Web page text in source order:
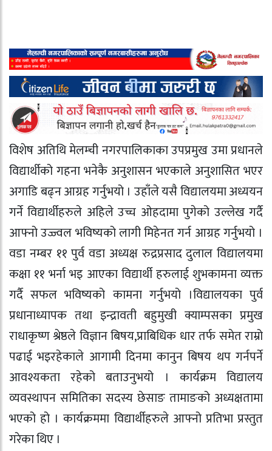
विशेष अतिथि मेलम्ची नगरपालिकाका उपप्रमुख उमा प्रधानले
विद्यार्थीको गहना भनेकै अनुशासन भएकाले अनुशासित भएर
अगाडि बढ्न आग्रह गर्नुभयो । उहाँले यसै विद्यालयमा अध्ययन
गर्ने विद्यार्थीहरुले अहिले उच्च ओहदामा पुगेको उल्लेख गर्दै
आफ्नो उज्ज्वल भविष्यको लागी मिहेनत गर्न आग्रह गर्नुभयो ।
वडा नम्बर ११ पुर्व वडा अध्यक्ष रुद्रप्रसाद दुलाल विद्यालयमा
कक्षा ११ भर्ना भइ आएका विद्यार्थी हरुलाई शुभकामना व्यक्त
गर्दै सफल भविष्यको कामना गर्नुभयो ।विद्यालयका पुर्व
प्रधानाध्यापक तथा इन्द्रावती बहुमुखी क्याम्पसका प्रमुख
राधाकृष्ण श्रेष्ठले विज्ञान बिषय,प्राबिधिक धार तर्फ समेत राम्रो
पढाई भइरहेकाले आगामी दिनमा कानुन बिषय थप गर्नपर्ने
आवश्यकता रहेको बताउनुभयो । कार्यक्रम विद्यालय
व्यवस्थापन समितिका सदस्य छेसाङ तामाङको अध्यक्षतामा
भएको हो । कार्यक्रममा विद्यार्थीहरुले आफ्नो प्रतिभा प्रस्तुत
गरेका थिए ।